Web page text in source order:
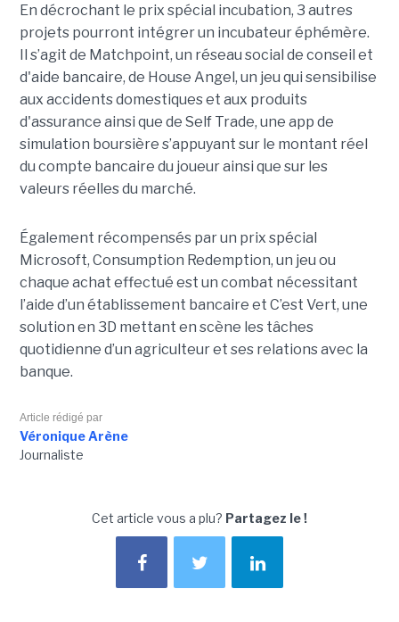
En décrochant le prix spécial incubation, 3 autres
projets pourront intégrer un incubateur éphémère.
Il s’agit de Matchpoint, un réseau social de conseil et
d'aide bancaire, de House Angel, un jeu qui sensibilise
aux accidents domestiques et aux produits
d'assurance ainsi que de Self Trade, une app de
simulation boursière s’appuyant sur le montant réel
du compte bancaire du joueur ainsi que sur les
valeurs réelles du marché.
Également récompensés par un prix spécial
Microsoft, Consumption Redemption, un jeu ou
chaque achat effectué est un combat nécessitant
l’aide d’un établissement bancaire et C’est Vert, une
solution en 3D mettant en scène les tâches
quotidienne d’un agriculteur et ses relations avec la
banque.
Article rédigé par
Véronique Arène
Journaliste
Cet article vous a plu? Partagez le !